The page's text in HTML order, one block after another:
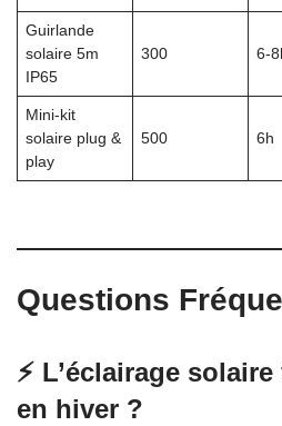
Guirlande
solaire 5m
IP65
300 6-
Mini-kit
solaire plug &
play
500 6h
Questions
⚡ L’éclairage
en hiver ?